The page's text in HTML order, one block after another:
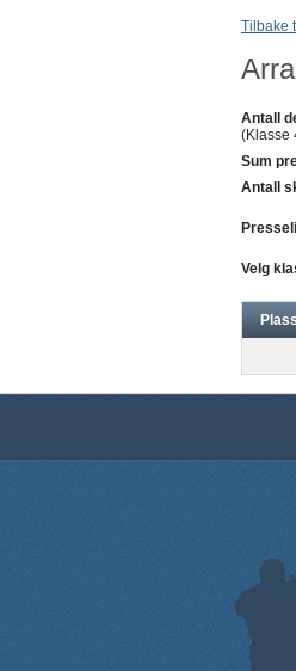
Tilbake
Antall
(Klasse
Sum
Antall
Velg
Plass